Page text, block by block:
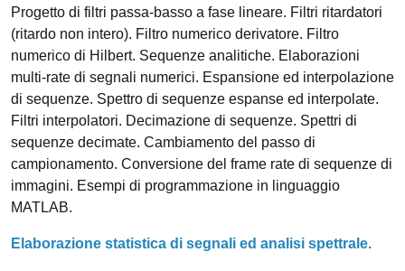
Progetto di filtri passa-basso a fase lineare. Filtri ritardatori
(ritardo non intero). Filtro numerico derivatore. Filtro
numerico di Hilbert. Sequenze analitiche. Elaborazioni
multi-rate di segnali numerici. Espansione ed interpolazione
di sequenze. Spettro di sequenze espanse ed interpolate.
Filtri interpolatori. Decimazione di sequenze. Spettri di
sequenze decimate. Cambiamento del passo di
campionamento. Conversione del frame rate di sequenze di
immagini. Esempi di programmazione in linguaggio
MATLAB.
Elaborazione statistica di segnali ed analisi spettrale.